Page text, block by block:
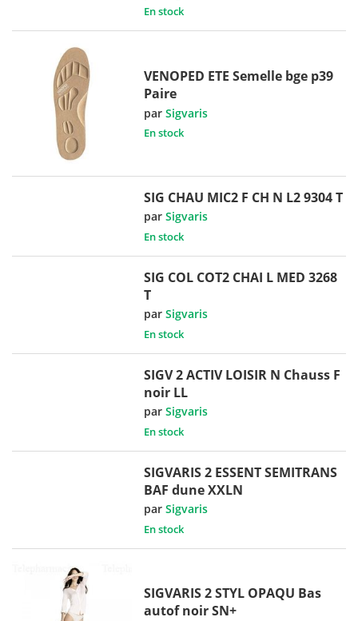
En stock
VENOPED ETE Semelle bge p39
Paire
parSigvaris
En stock
SIG CHAU MIC2 F CH N L2 9304 T
parSigvaris
En stock
SIG COL COT2 CHAI L MED 3268
T
parSigvaris
En stock
SIGV 2 ACTIV LOISIR N Chauss F
noir LL
parSigvaris
En stock
SIGVARIS 2 ESSENT SEMITRANS
BAF dune XXLN
parSigvaris
En stock
SIGVARIS 2 STYL OPAQU Bas
autof noir SN+